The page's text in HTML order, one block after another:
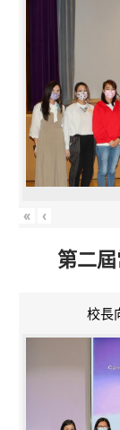
« ‹
第二
校長